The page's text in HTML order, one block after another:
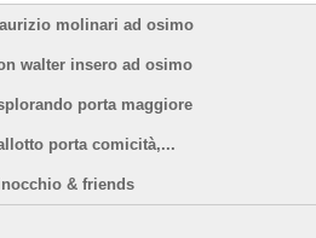
molinari ad osimo
walter insero ad osimo
porta maggiore
porta comicità,...
& friends